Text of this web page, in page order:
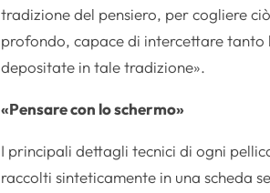
tradizione del pensiero, per cogliere
profondo, capace di intercettare tanto
depositate in tale tradizione».
«Pensare con lo schermo»
I principali dettagli tecnici di ogni
raccolti sinteticamente in una scheda